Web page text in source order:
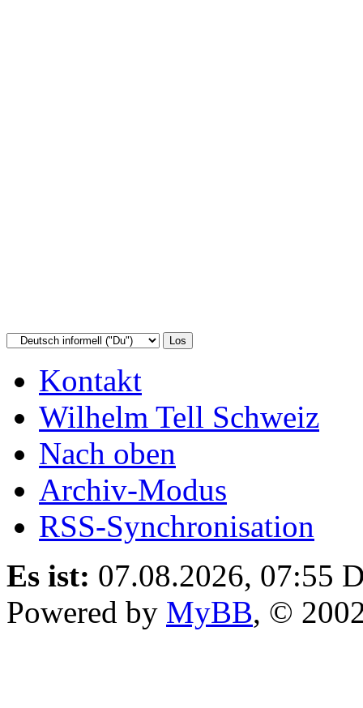
Kontakt
Wilhelm Tell Schweiz
Nach oben
Archiv-Modus
RSS-Synchronisation
Es ist: 07.08.2026, 07:55
Powered by MyBB, ©